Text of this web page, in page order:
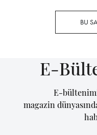
BU
E-
E-
magazin